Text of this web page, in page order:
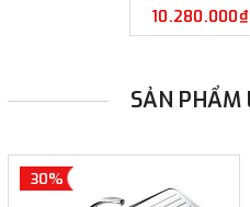
10.280.000₫
SẢN PHẨM
30%